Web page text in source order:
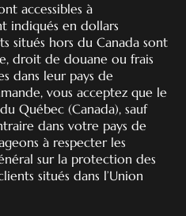
accessibles à
indiqués en dollars
situés hors du Canada sont
droit de douane ou frais
dans leur pays de
vous acceptez que le
Québec (Canada), sauf
dans votre pays de
à respecter les
sur la protection des
situés dans l’Union